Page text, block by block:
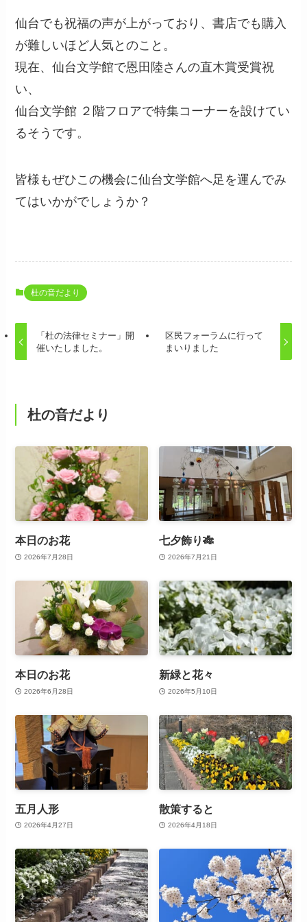
仙台でも祝福の声が上がっており、書店でも購入
が難しいほど人気とのこと。
現在、仙台文学館で恩田陸さんの直木賞受賞祝
い、
仙台文学館 ２階フロアで特集コーナーを設けてい
るそうです。
皆様もぜひこの機会に仙台文学館へ足を運んでみ
てはいかがでしょうか？
杜の音だより
「杜の法律セミナー」開
催いたしました。
区民フォーラムに行って
まいりました
杜の音だより
本日のお花
2026年7月28日
七夕飾り🎋
2026年7月21日
本日のお花
2026年6月28日
新緑と花々
2026年5月10日
五月人形
2026年4月27日
散策すると
2026年4月18日